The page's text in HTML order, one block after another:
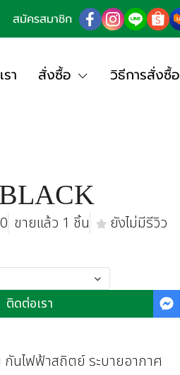
สมัครสมาชิก
า สั่งซื้อ วิธีการสั่งซื้อ
ขายแล้ว 1 ชิ้น ยังไม่มีรีวิว
ติดต่อเรา
กันไฟฟ้าสถิตย์ ระบายอากาศ